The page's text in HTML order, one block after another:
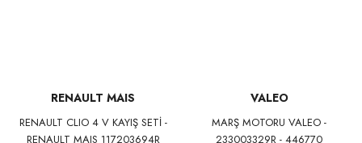
RENAULT MAIS
RENAULT CLIO 4 V KAYIŞ SETİ -
RENAULT MAIS 117203694R
VALEO
MARŞ MOTORU VALEO -
233003329R - 446770